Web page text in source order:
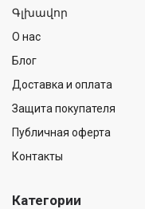
Գլխավոր
О нас
Блог
Доставка и оплата
Защита покупателя
Публичная оферта
Контакты
Категории